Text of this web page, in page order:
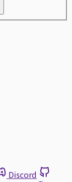
Discord